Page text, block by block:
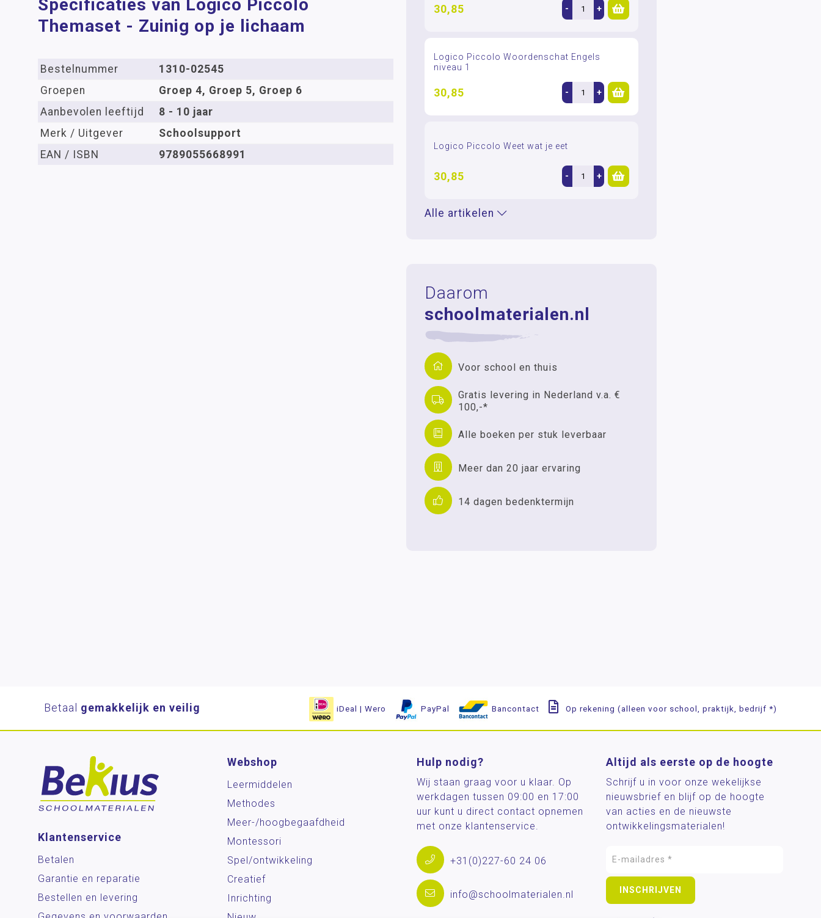
30,85 - +
Logico Piccolo Woordenschat Engels
niveau 1
30,85 - +
Logico Piccolo Weet wat je eet
30,85 - +
Alle artikelen
Daarom
schoolmaterialen.nl
Voor school en thuis
Gratis levering in Nederland v.a. €
100,-*
Alle boeken per stuk leverbaar
Meer dan 20 jaar ervaring
14 dagen bedenktermijn
Specificaties van Logico Piccolo
Themaset - Zuinig op je lichaam
Bestelnummer
1310-02545
Groepen
Groep 4, Groep 5, Groep 6
Aanbevolen leeftijd
8 - 10 jaar
Merk / Uitgever
Schoolsupport
EAN / ISBN
9789055668991
Betaal gemakkelijk en veilig iDeal | Wero PayPal Bancontact Op rekening (alleen voor school, praktijk, bedrijf *)
Klantenservice
Betalen
Garantie en reparatie
Bestellen en levering
Webshop
Leermiddelen
Methodes
Meer-/hoog­begaafdheid
Montessori
Spel/ontwikkeling
Creatief
Inrichting
Hulp nodig?
Wij staan graag voor u klaar. Op
werkdagen tussen 09:00 en 17:00
uur kunt u direct contact opnemen
met onze klantenservice.
+31(0)227-60 24 06
info@schoolmaterialen.nl
Altijd als eerste op de hoogte
Schrijf u in voor onze wekelijkse
nieuwsbrief en blijf op de hoogte
van acties en de nieuwste
ontwikkelingsmaterialen!